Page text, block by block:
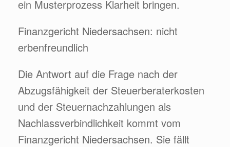
ein Musterprozess Klarheit bringen.
Finanzgericht Niedersachsen: nicht
erbenfreundlich
Die Antwort auf die Frage nach der
Abzugsfähigkeit der Steuerberaterkosten
und der Steuernachzahlungen als
Nachlassverbindlichkeit kommt vom
Finanzgericht Niedersachsen. Sie fällt